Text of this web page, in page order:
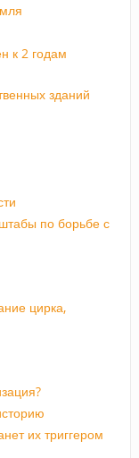
к 2 годам
зданий
по борьбе с
цирка,
их триггером